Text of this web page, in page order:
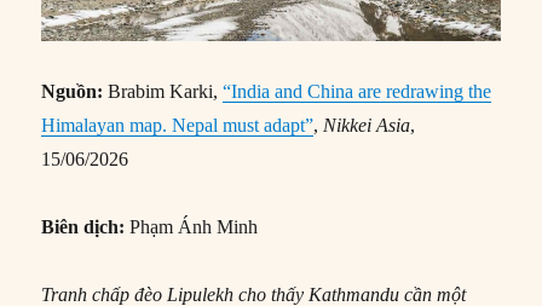
Nguồn:Brabim Karki,“India and China are redrawing the
Himalayan map. Nepal must adapt”, Nikkei Asia,
15/06/2026
Biên dịch:Phạm Ánh Minh
Tranh chấp đèo Lipulekh cho thấy Kathmandu cần một